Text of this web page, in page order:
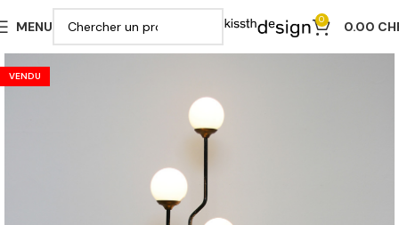
MENU 0 0.00
VENDU